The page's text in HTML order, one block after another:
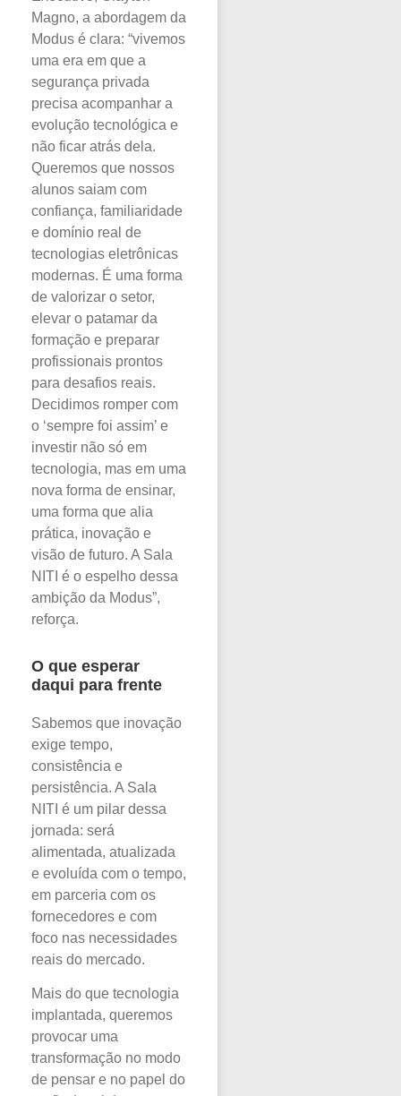
Magno, a abordagem da
Modus é clara: “vivemos
uma era em que a
segurança privada
precisa acompanhar a
evolução tecnológica e
não ficar atrás dela.
Queremos que nossos
alunos saiam com
confiança, familiaridade
e domínio real de
tecnologias eletrônicas
modernas. É uma forma
de valorizar o setor,
elevar o patamar da
formação e preparar
profissionais prontos
para desafios reais.
Decidimos romper com
o ‘sempre foi assim’ e
investir não só em
tecnologia, mas em uma
nova forma de ensinar,
uma forma que alia
prática, inovação e
visão de futuro. A Sala
NITI é o espelho dessa
ambição da Modus”,
reforça.
O que esperar
daqui para frente
Sabemos que inovação
exige tempo,
consistência e
persistência. A Sala
NITI é um pilar dessa
jornada: será
alimentada, atualizada
e evoluída com o tempo,
em parceria com os
fornecedores e com
foco nas necessidades
reais do mercado.
Mais do que tecnologia
implantada, queremos
provocar uma
transformação no modo
de pensar e no papel do